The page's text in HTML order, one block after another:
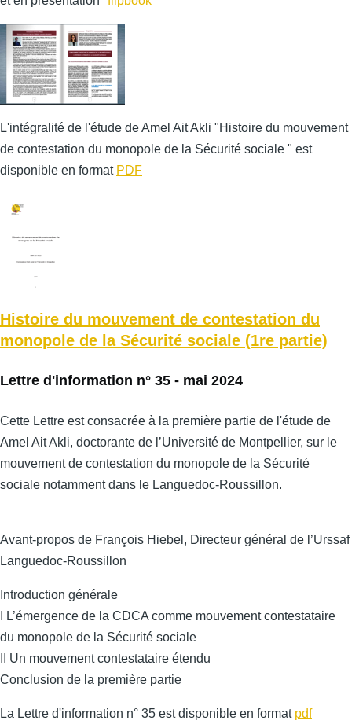
L'intégralité de l'étude de Amel Ait Akli "Histoire du mouvement
de contestation du monopole de la Sécurité sociale " est
disponible en format PDF
Histoire du mouvement de contestation du
monopole de la Sécurité sociale (1re partie)
Lettre d'information n° 35 - mai 2024
Cette Lettre est consacrée à la première partie de l'étude de
Amel Ait Akli, doctorante de l’Université de Montpellier, sur le
mouvement de contestation du monopole de la Sécurité
sociale notamment dans le Languedoc-Roussillon.
Avant-propos de François Hiebel, Directeur général de l’Urssaf
Languedoc-Roussillon
Introduction générale
I L’émergence de la CDCA comme mouvement contestataire
du monopole de la Sécurité sociale
II Un mouvement contestataire étendu
Conclusion de la première partie
La Lettre d'information n° 35 est disponible en format pdf